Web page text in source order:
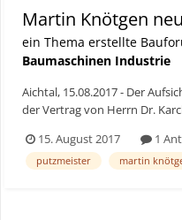
Martin Knötgen
ein Thema erstellte
Baumaschinen Industrie
Aichtal, 15.08.2017 - Der
der Vertrag von Herrn Dr.
Aufgabe nach fast neun
Putzmeister als erfüllt an,
15. August 2017 1
putzmeister martin